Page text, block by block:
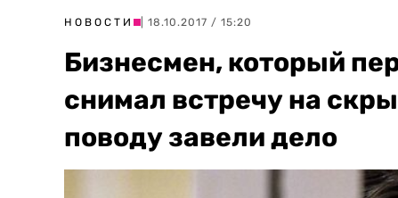
НОВОСТИ | 18.10.2017 / 15:20
Бизнесмен, который
снимал встречу на
поводу завели дело